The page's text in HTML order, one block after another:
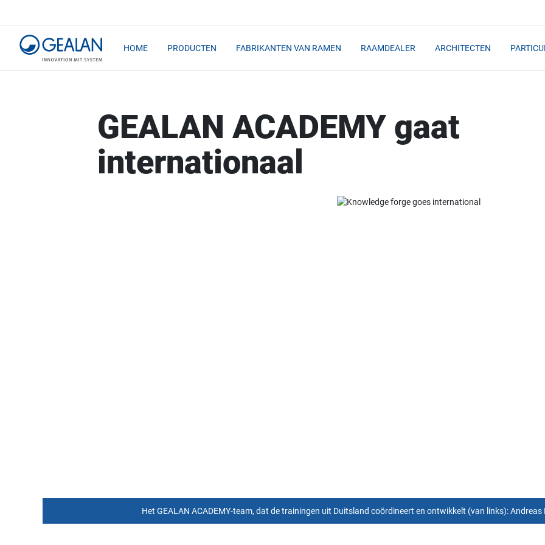
HOME PRODUCTEN FABRIKANTEN VAN RAMEN RAAMDEALER ARCHITECTEN
GEALAN ACADEMY gaat
internationaal
Het GEALAN ACADEMY-team, dat de trainingen uit Duitsland coördineert en ontwikkelt (van links):